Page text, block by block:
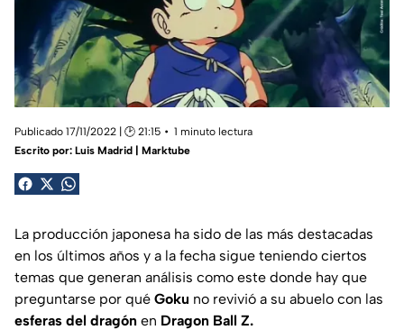
Publicado 17/11/2022 | 🕑 21:15
1 minuto lectura
Escrito por: Luis Madrid | Marktube
La producción japonesa ha sido de las más destacadas
en los últimos años y a la fecha sigue teniendo ciertos
temas que generan análisis como este donde hay que
preguntarse por qué Goku no revivió a su abuelo con las
esferas del dragón en Dragon Ball Z.